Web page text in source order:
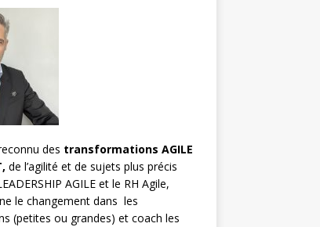
des transformations AGILE
de l’agilité et de sujets plus précis
AGILE et le RH Agile,
le changement dans les
(petites ou grandes) et coach les